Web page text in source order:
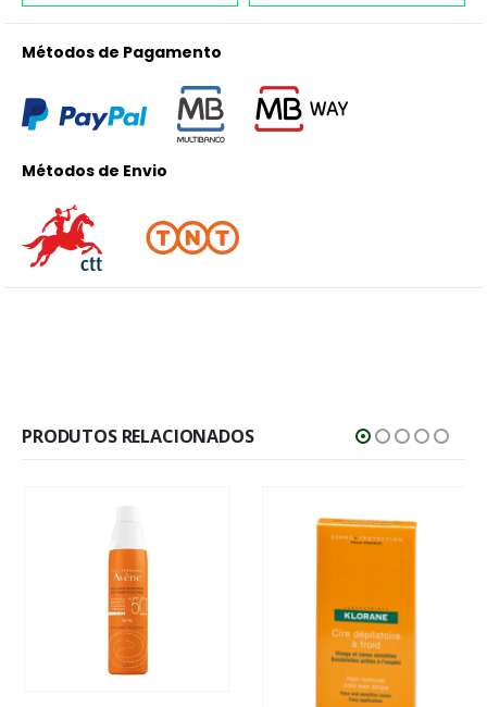
Métodos de Pagamento
Métodos de Envio
PRODUTOS RELACIONADOS